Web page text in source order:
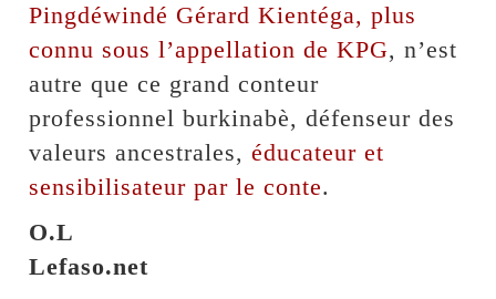
Pingdéwindé Gérard Kientéga, plus
connu sous l’appellation de KPG, n’est
autre que ce grand conteur
professionnel burkinabè, défenseur des
valeurs ancestrales,éducateur et
sensibilisateur par le conte.
O.L
Lefaso.net